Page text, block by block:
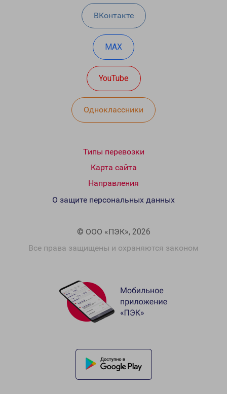
ВКонтакте
MAX
YouTube
Одноклассники
Типы перевозки
Карта сайта
Направления
© ООО «ПЭК», 2026
Все права защищены и охраняются законом
О защите персональных данных